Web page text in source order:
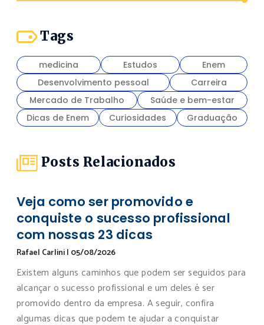
Tags
medicina Estudos
Enem
Desenvolvimento pessoal
Carreira
Mercado de Trabalho
Saúde e bem-estar
Dicas de Enem
Curiosidades Graduação
Posts Relacionados
Veja como ser promovido e
conquiste o sucesso profissional
com nossas 23 dicas
Rafael Carlini| 05/08/2026
Existem alguns caminhos que podem ser seguidos para
alcançar o sucesso profissional e um deles é ser
promovido dentro da empresa. A seguir, confira
algumas dicas que podem te ajudar a conquistar